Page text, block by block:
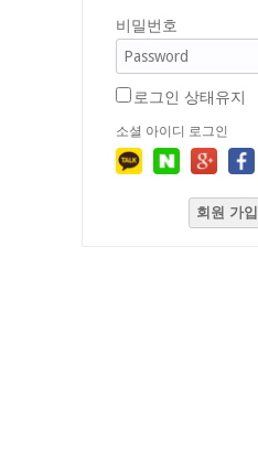
비밀번호
로그인 상태유지
소셜 아이디 로그인
회원 가입